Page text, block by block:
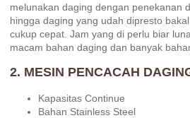
melunakan daging dengan penekanan
hingga daging yang udah dipresto
cukup cepat. Jam yang di perlu biar
macam bahan daging dan banyak
2. MESIN PENCACAH
Kapasitas Continue
Bahan Stainless Steel